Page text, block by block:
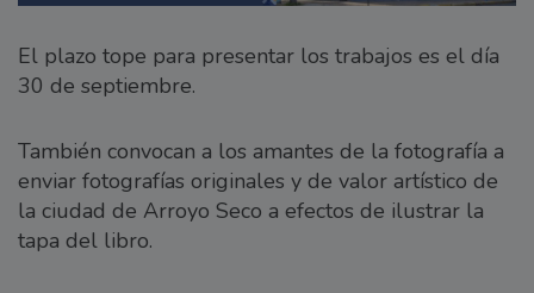
El plazo tope para presentar los trabajos es el día
30 de septiembre.
También convocan a los amantes de la fotografía a
enviar fotografías originales y de valor artístico de
la ciudad de Arroyo Seco a efectos de ilustrar la
tapa del libro.